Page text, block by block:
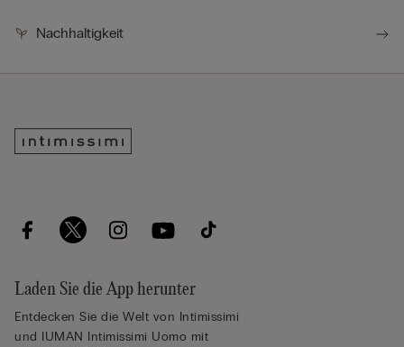
Nachhaltigkeit
Laden Sie die App herunter
Entdecken Sie die Welt von Intimissimi
und IUMAN Intimissimi Uomo mit